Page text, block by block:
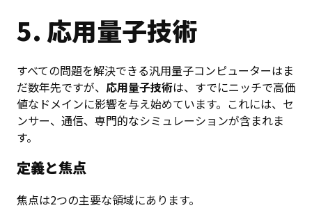
5. 応用量子技術
すべての問題を解決できる汎用量子コンピューターはま
だ数年先ですが、 応用量子技術は、すでにニッチで高価
値なドメインに影響を与え始めています。これには、セ
ンサー、通信、専門的なシミュレーションが含まれま
す。
定義と焦点
焦点は2つの主要な領域にあります。